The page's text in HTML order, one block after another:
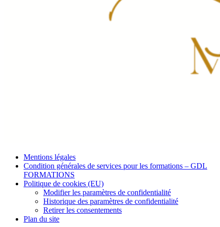
Mentions légales
Condition générales de services pour les formations – GDL
FORMATIONS
Politique de cookies (EU)
Modifier les paramètres de confidentialité
Historique des paramètres de confidentialité
Retirer les consentements
Plan du site